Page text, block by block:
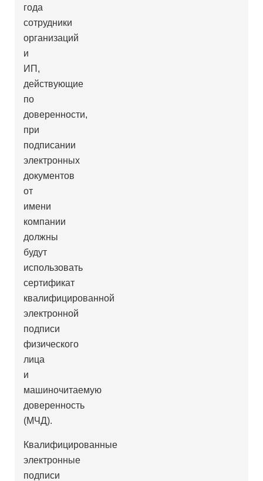
года
сотрудники
организаций
и
ИП,
действующие
по
доверенности,
при
подписании
электронных
документов
от
имени
компании
должны
будут
использовать
сертификат
квалифицированной
электронной
подписи
физического
лица
и
машиночитаемую
доверенность
(МЧД).
Квалифицированные
электронные
подписи